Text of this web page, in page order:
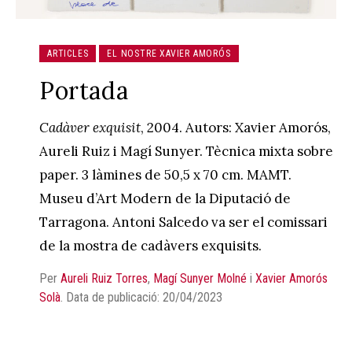
ARTICLES EL NOSTRE XAVIER AMORÓS
Portada
Cadàver exquisit, 2004. Autors: Xavier Amorós,
Aureli Ruiz i Magí Sunyer. Tècnica mixta sobre
paper. 3 làmines de 50,5 x 70 cm. MAMT.
Museu d’Art Modern de la Diputació de
Tarragona. Antoni Salcedo va ser el comissari
de la mostra de cadàvers exquisits.
Per Aureli Ruiz Torres, Magí Sunyer Molné i Xavier Amorós
Solà. Data de publicació: 20/04/2023